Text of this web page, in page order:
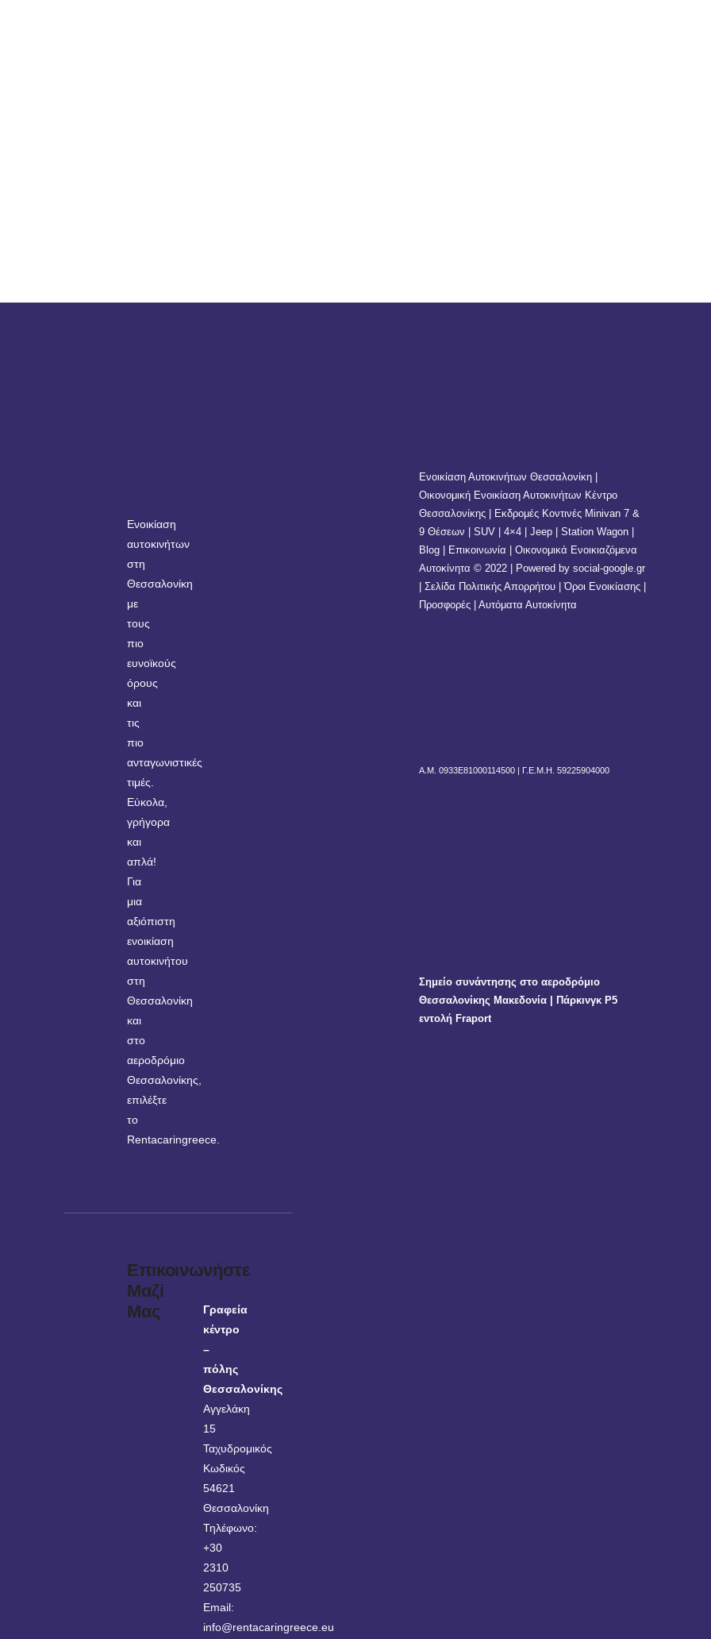
Ενοικίαση
αυτοκινήτων
στη
Θεσσαλονίκη
με
τους
πιο
ευνοϊκούς
όρους
και
τις
πιο
ανταγωνιστικές
τιμές.
Εύκολα,
γρήγορα
και
απλά!
Για
μια
αξιόπιστη
ενοικίαση
αυτοκινήτου
στη
Θεσσαλονίκη
και
στο
αεροδρόμιο
Θεσσαλονίκης,
επιλέξτε
το
Rentacaringreece.
Επικοινωνήστε
Μαζί
Μας
Γραφεία
κέντρο
–
πόλης
Θεσσαλονίκης
Αγγελάκη
15
Ταχυδρομικός
Κωδικός
54621
Θεσσαλονίκη
Τηλέφωνο:
+30
2310
250735
Email:
info@rentacaringreece.eu
Ενοικίαση Αυτοκινήτων Θεσσαλονίκη |
Οικονομική Ενοικίαση Αυτοκινήτων Κέντρο
Θεσσαλονίκης | Εκδρομές Κοντινές Minivan 7 &
9 Θέσεων | SUV | 4×4 | Jeep | Station Wagon |
Blog
Επικοινωνία | Οικονομικά Ενοικιαζόμενα
Αυτοκίνητα © 2022 | Powered by social-google.gr
| Σελίδα Πολιτικής Απορρήτου | Όροι Ενοικίασης |
Προσφορές | Αυτόματα Αυτοκίνητα
Α.Μ. 0933Ε81000114500 | Γ.Ε.Μ.Η. 59225904000
Σημείο συνάντησης στο αεροδρόμιο
Θεσσαλονίκης Μακεδονία | Πάρκινγκ P5
εντολή Fraport